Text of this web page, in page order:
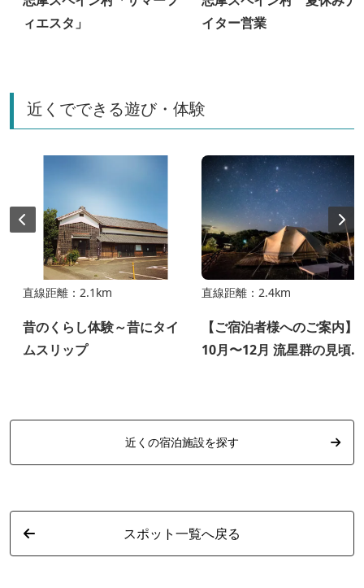
ィエスタ」
イター営業
近くでできる遊び・体験
直線距離：2.1km
昔のくらし体験～昔にタイ
ムスリップ
直線距離：2.4km
【ご宿泊者様へのご案内】
10月〜12月 流星群の見頃に
近くの宿泊施設を探す
スポット一覧へ戻る